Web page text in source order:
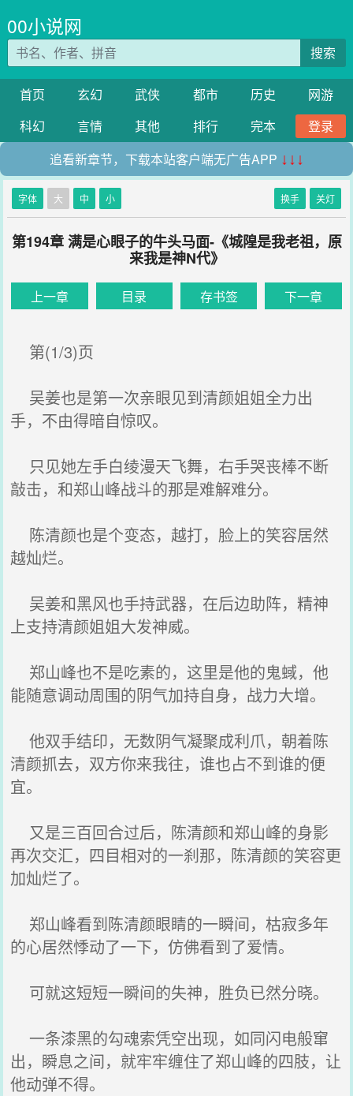
00小说网
搜索
首页 玄幻 武侠 都市 历史
网游
科幻
言情 其他 排行 完本
登录
追看新章节，下载本站客户端无广告APP ↓↓↓
字体 大 中 小 换手 关灯
第194章 满是心眼子的牛头马面-《城隍是我老祖，原
来我是神N代》
上一章 目录 存书签 下一章
第(1/3)页
吴姜也是第一次亲眼见到清颜姐姐全力出
手，不由得暗自惊叹。
只见她左手白绫漫天飞舞，右手哭丧棒不断
敲击，和郑山峰战斗的那是难解难分。
陈清颜也是个变态，越打，脸上的笑容居然
越灿烂。
吴姜和黑风也手持武器，在后边助阵，精神
上支持清颜姐姐大发神威。
郑山峰也不是吃素的，这里是他的鬼蜮，他
能随意调动周围的阴气加持自身，战力大增。
他双手结印，无数阴气凝聚成利爪，朝着陈
清颜抓去，双方你来我往，谁也占不到谁的便
宜。
又是三百回合过后，陈清颜和郑山峰的身影
再次交汇，四目相对的一刹那，陈清颜的笑容更
加灿烂了。
郑山峰看到陈清颜眼睛的一瞬间，枯寂多年
的心居然悸动了一下，仿佛看到了爱情。
可就这短短一瞬间的失神，胜负已然分晓。
一条漆黑的勾魂索凭空出现，如同闪电般窜
出，瞬息之间，就牢牢缠住了郑山峰的四肢，让
他动弹不得。